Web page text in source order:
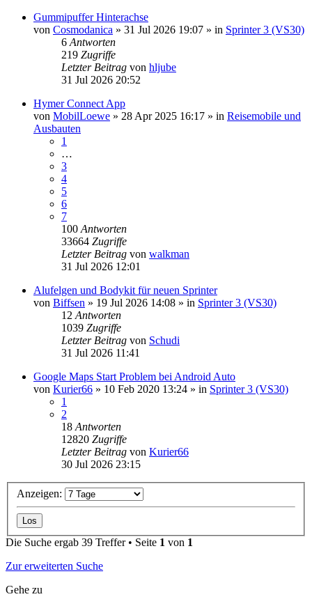
Gummipuffer Hinterachse
von Cosmodanica » 31 Jul 2026 19:07 » in Sprinter 3 (VS30)
6 Antworten
219 Zugriffe
Letzter Beitrag von hljube
31 Jul 2026 20:52
Hymer Connect App
von MobilLoewe » 28 Apr 2025 16:17 » in Reisemobile und
Ausbauten
1
…
3
4
5
6
7
100 Antworten
33664 Zugriffe
Letzter Beitrag von walkman
31 Jul 2026 12:01
Alufelgen und Bodykit für neuen Sprinter
von Biffsen » 19 Jul 2026 14:08 » in Sprinter 3 (VS30)
12 Antworten
1039 Zugriffe
Letzter Beitrag von Schudi
31 Jul 2026 11:41
Google Maps Start Problem bei Android Auto
von Kurier66 » 10 Feb 2020 13:24 » in Sprinter 3 (VS30)
1
2
18 Antworten
12820 Zugriffe
Letzter Beitrag von Kurier66
30 Jul 2026 23:15
Anzeigen:
Die Suche ergab 39 Treffer • Seite 1 von 1
Zur erweiterten Suche
Gehe zu